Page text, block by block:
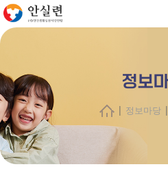
정보
| 정보마당 |